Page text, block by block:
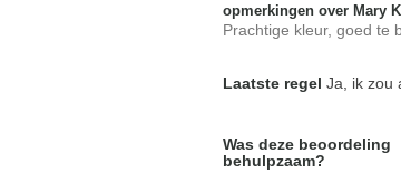
opmerkingen over Mary
Prachtige kleur, goed te
Laatste regel Ja, ik zou
Was deze beoordeling
behulpzaam?